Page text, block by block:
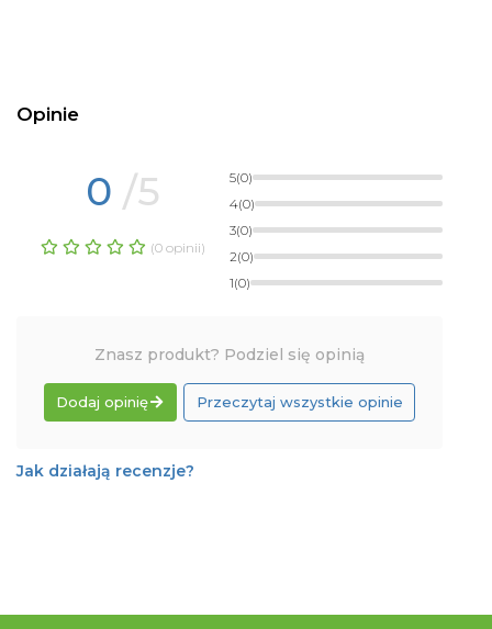
Opinie
0 /5
(0 opinii)
5(0)
4(0)
3(0)
2(0)
1(0)
Znasz produkt? Podziel się opinią
Dodaj opinię Przeczytaj wszystkie opinie
Jak działają recenzje?